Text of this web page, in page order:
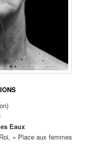
Eaux
« Place aux femmes